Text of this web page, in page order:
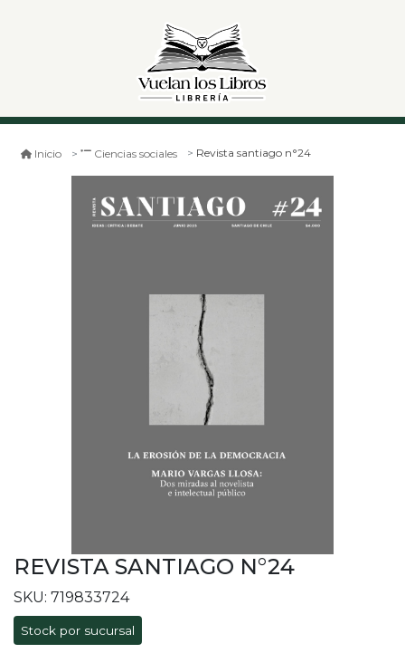
Inicio Ciencias sociales Revista santiago n°24
REVISTA SANTIAGO N°24
SKU: 719833724
Stock por sucursal